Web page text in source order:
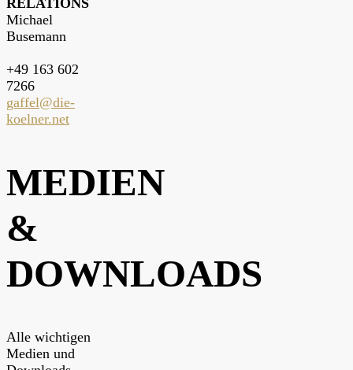
RELATIONS
Michael
Busemann
+49 163 602
7266
gaffel@die-
koelner.net
MEDIEN
&
DOWNLOADS
Alle wichtigen
Medien und